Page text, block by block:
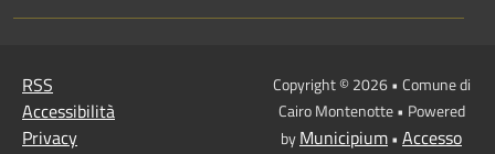
RSS
Accessibilità
Privacy
Copyright © 2026 • Comune di
Cairo Montenotte • Powered
byMunicipium• Accesso